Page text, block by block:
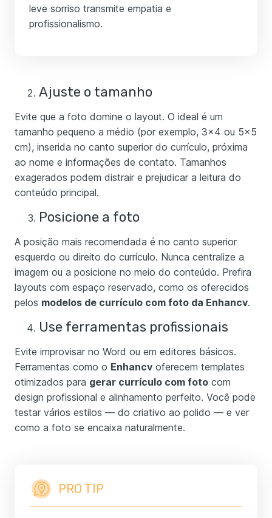
leve sorriso transmite empatia e
profissionalismo.
Ajuste o tamanho
Evite que a foto domine o layout. O ideal é um
tamanho pequeno a médio (por exemplo, 3x4 ou 5x5
cm), inserida no canto superior do currículo, próxima
ao nome e informações de contato. Tamanhos
exagerados podem distrair e prejudicar a leitura do
conteúdo principal.
Posicione a foto
A posição mais recomendada é no canto superior
esquerdo ou direito do currículo. Nunca centralize a
imagem ou a posicione no meio do conteúdo. Prefira
layouts com espaço reservado, como os oferecidos
pelos modelos de currículo com foto da Enhancv.
Use ferramentas profissionais
Evite improvisar no Word ou em editores básicos.
Ferramentas como o Enhancv oferecem templates
otimizados para gerar currículo com foto com
design profissional e alinhamento perfeito. Você pode
testar vários estilos — do criativo ao polido — e ver
como a foto se encaixa naturalmente.
PRO TIP